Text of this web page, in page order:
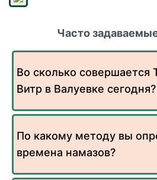
Часто
Во сколько совершается
Витр в Валуевке сегодня?
По какому методу вы
времена намазов?